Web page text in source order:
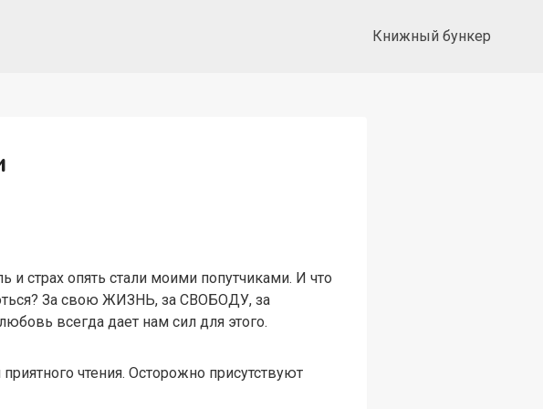
Книжный бункер
и страх опять стали моими попутчиками. И что
За свою ЖИЗНЬ, за СВОБОДУ, за
всегда дает нам сил для этого.
чтения. Осторожно присутствуют